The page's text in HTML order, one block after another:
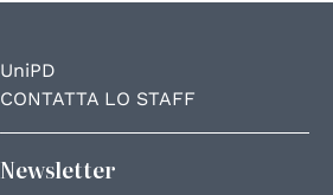
UniPD
CONTATTA LO STAFF
Newsletter